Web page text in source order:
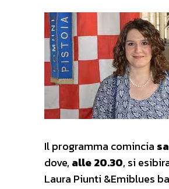
Il programma comincia
dove, alle 20.30, si
Laura Piunti &Emiblues